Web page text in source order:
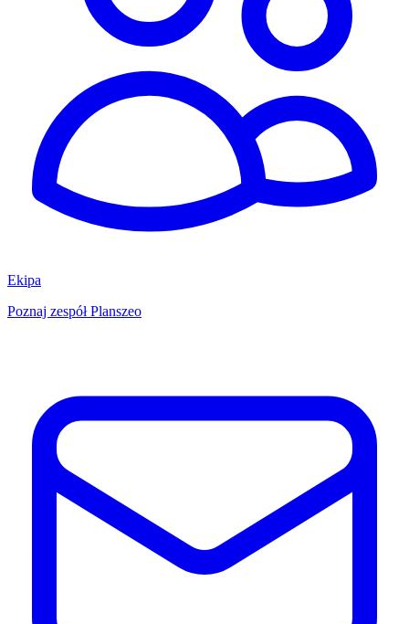
Ekipa
Poznaj zespół Planszeo